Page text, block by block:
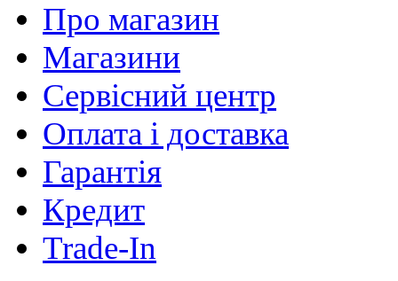
Про магазин
Магазини
Сервісний центр
Оплата і доставка
Гарантія
Кредит
Trade-In